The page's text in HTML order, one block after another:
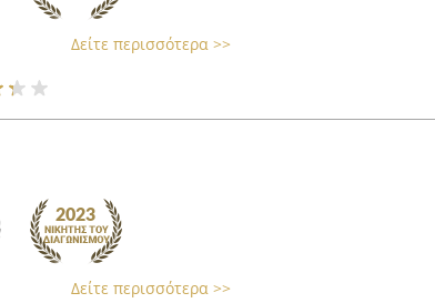
Δείτε περισσότερα >>
Δείτε περισσότερα >>